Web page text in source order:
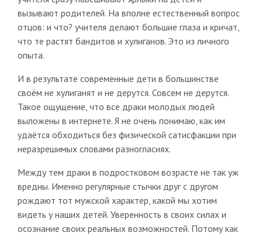
вызывают родителей. На вполне естественный вопрос
отцов: и что? учителя делают большие глаза и кричат,
что те растят бандитов и хулиганов. Это из личного
опыта.
И в результате современные дети в большинстве
своём не хулиганят и не дерутся. Совсем не дерутся.
Такое ощущение, что все драки молодых людей
выложены в интернете. Я не очень понимаю, как им
удаётся обходиться без физической сатисфакции при
неразрешимых словами разногласиях.
Между тем драки в подростковом возрасте не так уж
вредны. Именно регулярные стычки друг с другом
рождают тот мужской характер, какой мы хотим
видеть у наших детей. Уверенность в своих силах и
осознание своих реальных возможностей. Потому как